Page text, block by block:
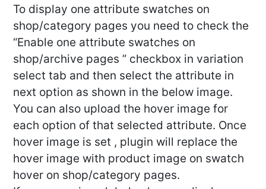
To display one attribute swatches on
shop/category pages you need to check the
“Enable one attribute swatches on
shop/archive pages ” checkbox in variation
select tab and then select the attribute in
next option as shown in the below image.
You can also upload the hover image for
each option of that selected attribute. Once
hover image is set , plugin will replace the
hover image with product image on swatch
hover on shop/category pages.